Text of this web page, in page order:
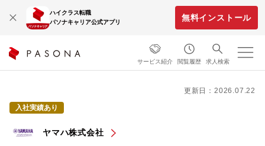
ハイクラス転職
パソナキャリア公式アプリ
無料インストール
サービス紹介 閲覧履歴 求人検索
更新日：2026.07.22
入社実績あり
ヤマハ株式会社